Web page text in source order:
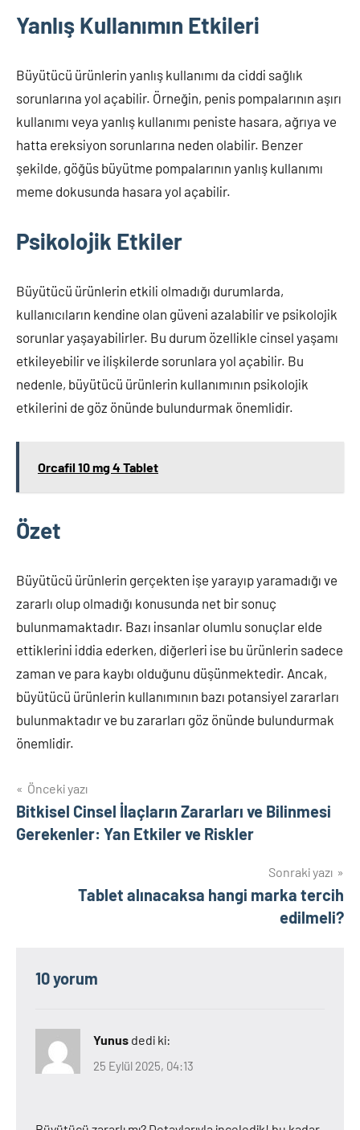
Yanlış Kullanımın Etkileri
Büyütücü ürünlerin yanlış kullanımı da ciddi sağlık
sorunlarına yol açabilir. Örneğin, penis pompalarının aşırı
kullanımı veya yanlış kullanımı peniste hasara, ağrıya ve
hatta ereksiyon sorunlarına neden olabilir. Benzer
şekilde, göğüs büyütme pompalarının yanlış kullanımı
meme dokusunda hasara yol açabilir.
Psikolojik Etkiler
Büyütücü ürünlerin etkili olmadığı durumlarda,
kullanıcıların kendine olan güveni azalabilir ve psikolojik
sorunlar yaşayabilirler. Bu durum özellikle cinsel yaşamı
etkileyebilir ve ilişkilerde sorunlara yol açabilir. Bu
nedenle, büyütücü ürünlerin kullanımının psikolojik
etkilerini de göz önünde bulundurmak önemlidir.
Orcafil 10 mg 4 Tablet
Özet
Büyütücü ürünlerin gerçekten işe yarayıp yaramadığı ve
zararlı olup olmadığı konusunda net bir sonuç
bulunmamaktadır. Bazı insanlar olumlu sonuçlar elde
ettiklerini iddia ederken, diğerleri ise bu ürünlerin sadece
zaman ve para kaybı olduğunu düşünmektedir. Ancak,
büyütücü ürünlerin kullanımının bazı potansiyel zararları
bulunmaktadır ve bu zararları göz önünde bulundurmak
önemlidir.
Yazı
gezinmesi
Önceki yazı
Bitkisel Cinsel İlaçların Zararları ve Bilinmesi
Gerekenler: Yan Etkiler ve Riskler
Sonraki yazı
Tablet alınacaksa hangi marka tercih
edilmeli?
10 yorum
Yunus dedi ki:
25 Eylül 2025, 04:13